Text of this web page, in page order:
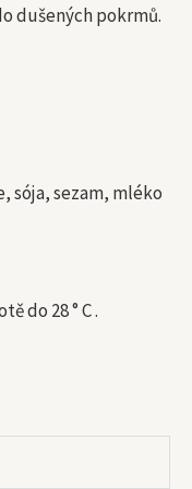
dušených pokrmů.
sója, sezam, mléko
do 28 ° C .